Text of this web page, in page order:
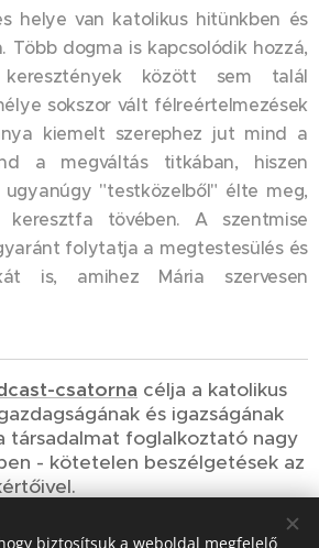
helye van katolikus hitünkben és
Több dogma is kapcsolódik hozzá,
között sem talál
sokszor vált félreértelmezések
kiemelt szerephez jut mind a
a megváltás titkában, hiszen
ugyanúgy "testközelből" élte meg,
tövében. A szentmise
folytatja a megtestesülés és
is, amihez Mária szervesen
csatorna célja a katolikus
és igazságának
társadalmat foglalkoztató nagy
- kötetelen beszélgetések az
biztosítsuk a weboldal megfelelő